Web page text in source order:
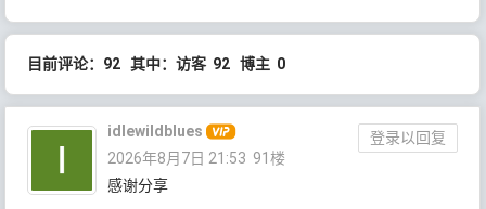
目前评论：92 其中：访客 92 博主 0
idlewildblues
登录以回复
2026年8月7日 21:53 91楼
感谢分享